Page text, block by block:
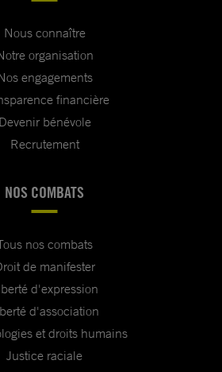
Nous connaître
organisation
engagements
financière
Devenir bénévole
Recrutement
NOS COMBATS
nos combats
de manifester
d'expression
d'association
et droits humains
Justice raciale